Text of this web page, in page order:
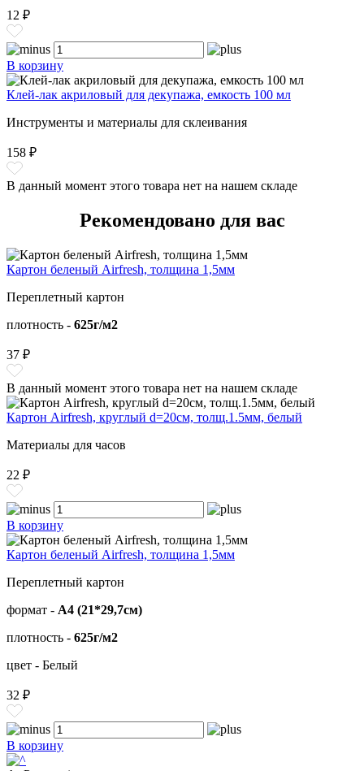
12 ₽
В корзину
Клей-лак акриловый для декупажа, емкость 100 мл
Инструменты и материалы для склеивания
158 ₽
В данный момент этого товара нет на нашем складе
Рекомендовано для вас
Картон беленый Airfresh, толщина 1,5мм
Переплетный картон
плотность - 625г/м2
37 ₽
В данный момент этого товара нет на нашем складе
Картон Airfresh, круглый d=20см, толщ.1.5мм, белый
Материалы для часов
22 ₽
В корзину
Картон беленый Airfresh, толщина 1,5мм
Переплетный картон
формат - А4 (21*29,7см)
плотность - 625г/м2
цвет - Белый
32 ₽
В корзину